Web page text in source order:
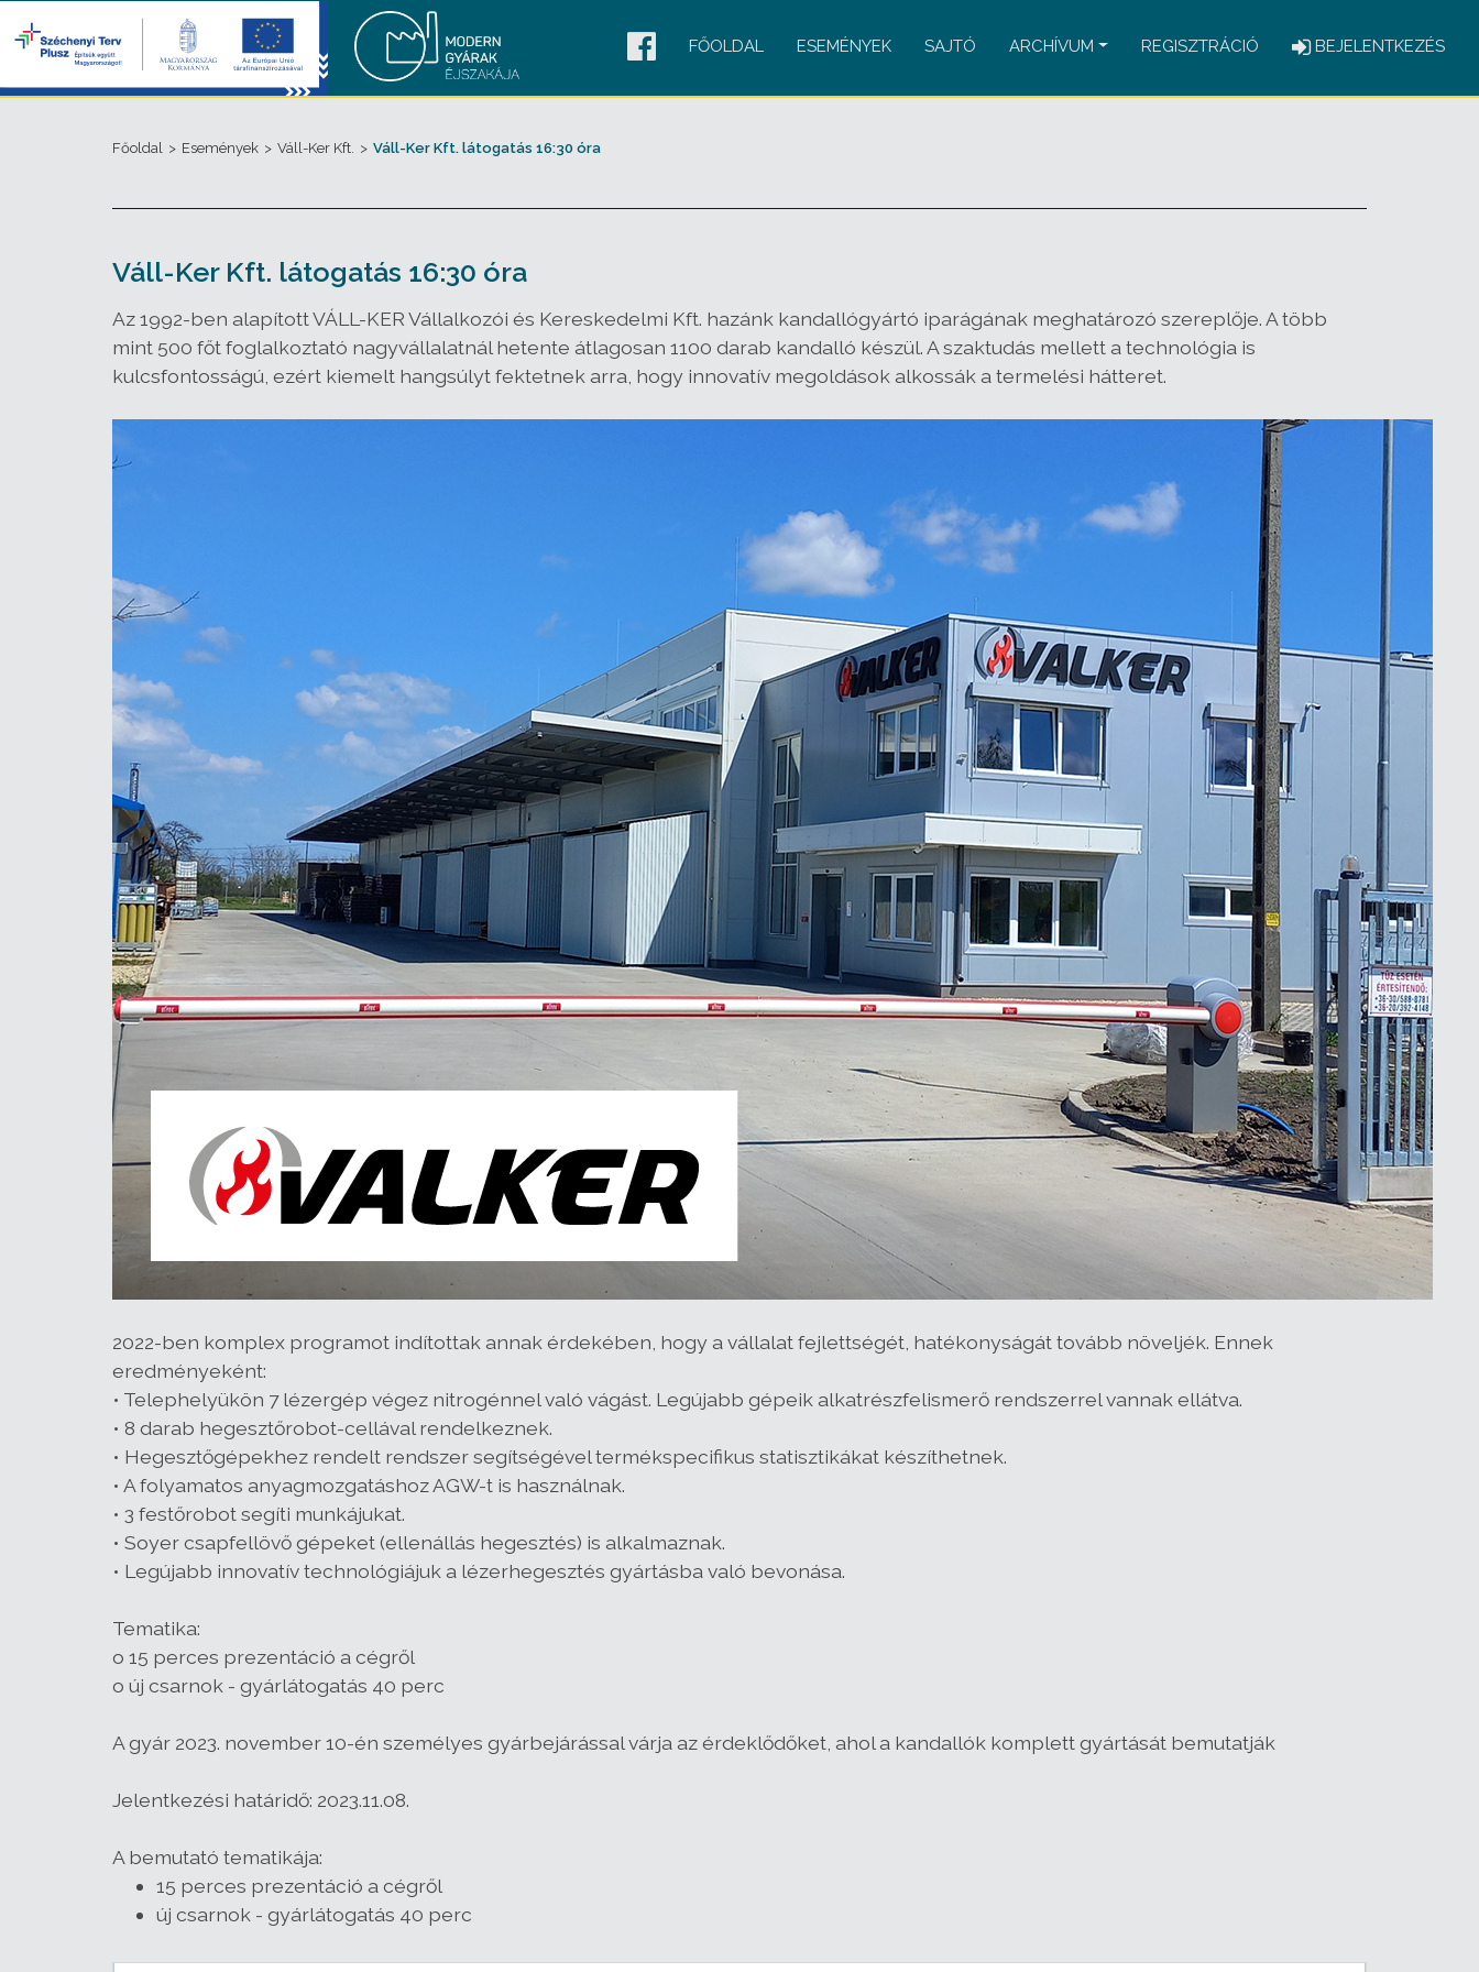
FŐOLDAL ESEMÉNYEK SAJTÓ ARCHÍVUM REGISZTRÁCIÓ BEJELENTKEZÉS
Főoldal > Események > Váll-Ker Kft. > Váll-Ker Kft. látogatás 16:30 óra
Váll-Ker Kft. látogatás 16:30 óra
Az 1992-ben alapított VÁLL-KER Vállalkozói és Kereskedelmi Kft. hazánk kandallógyártó iparágának meghatározó szereplője. A több
mint 500 főt foglalkoztató nagyvállalatnál hetente átlagosan 1100 darab kandalló készül. A szaktudás mellett a technológia is
kulcsfontosságú, ezért kiemelt hangsúlyt fektetnek arra, hogy innovatív megoldások alkossák a termelési hátteret.
2022-ben komplex programot indítottak annak érdekében, hogy a vállalat fejlettségét, hatékonyságát tovább növeljék. Ennek
eredményeként:
• Telephelyükön 7 lézergép végez nitrogénnel való vágást. Legújabb gépeik alkatrészfelismerő rendszerrel vannak ellátva.
• 8 darab hegesztőrobot-cellával rendelkeznek.
• Hegesztőgépekhez rendelt rendszer segítségével termékspecifikus statisztikákat készíthetnek.
• A folyamatos anyagmozgatáshoz AGW-t is használnak.
• 3 festőrobot segíti munkájukat.
• Soyer csapfellövő gépeket (ellenállás hegesztés) is alkalmaznak.
• Legújabb innovatív technológiájuk a lézerhegesztés gyártásba való bevonása.
Tematika:
o 15 perces prezentáció a cégről
o új csarnok - gyárlátogatás 40 perc
A gyár 2023. november 10-én személyes gyárbejárással várja az érdeklődőket, ahol a kandallók komplett gyártását bemutatják
Jelentkezési határidő: 2023.11.08.
A bemutató tematikája:
15 perces prezentáció a cégről
új csarnok - gyárlátogatás 40 perc